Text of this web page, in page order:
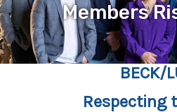
Members
BECK/
Respecting